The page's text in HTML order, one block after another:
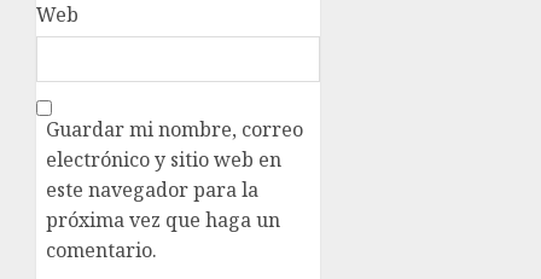
Web
Guardar mi nombre, correo
electrónico y sitio web en
este navegador para la
próxima vez que haga un
comentario.